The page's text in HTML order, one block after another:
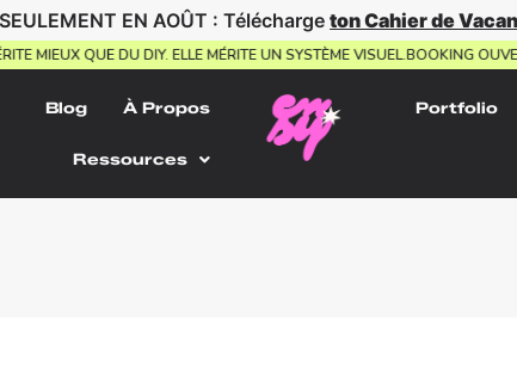
SEULEMENT EN AOÛT : Téléchargeton Cahier de
MIEUX QUE DU DIY. ELLE MÉRITE UN SYSTÈME VISUEL.BOOKING
Blog À Propos
Ressources
Portfolio